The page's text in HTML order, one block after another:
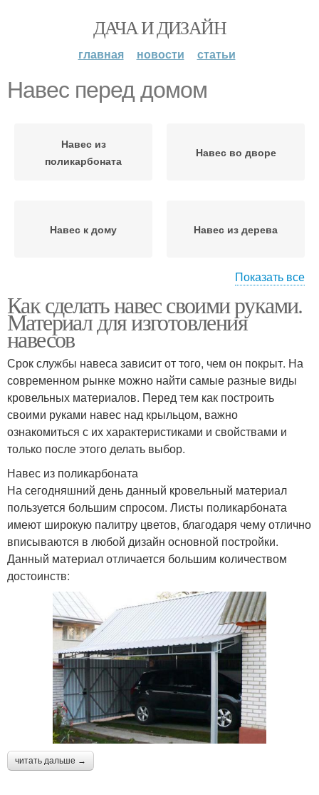
ДАЧА И ДИЗАЙН
главная новости статьи
Навес перед домом
Навес из
поликарбоната
Навес во дворе
Навес к дому Навес из дерева
Деревянные навесы Односкатный навес
Навесы из
поликарбоната
Навес на даче
Показать все
Как сделать навес своими руками.
Материал для изготовления
навесов
Срок службы навеса зависит от того, чем он покрыт. На
современном рынке можно найти самые разные виды
кровельных материалов. Перед тем как построить
своими руками навес над крыльцом, важно
ознакомиться с их характеристиками и свойствами и
только после этого делать выбор.
Навес из поликарбоната
На сегодняшний день данный кровельный материал
пользуется большим спросом. Листы поликарбоната
имеют широкую палитру цветов, благодаря чему отлично
вписываются в любой дизайн основной постройки.
Данный материал отличается большим количеством
достоинств:
читать дальше →